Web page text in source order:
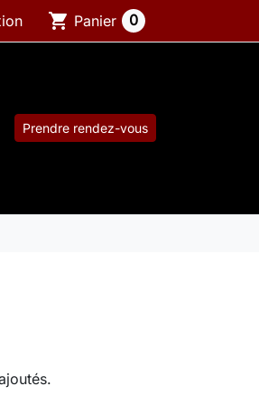
shopping_cart Panier 0
Prendre rendez-vous